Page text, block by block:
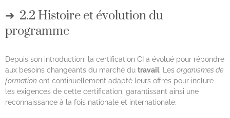
2.2 Histoire et évolution du
programme
Depuis son introduction, la certification CI a évolué pour répondre
aux besoins changeants du marché du travail. Les organismes de
formation ont continuellement adapté leurs offres pour inclure
les exigences de cette certification, garantissant ainsi une
reconnaissance à la fois nationale et internationale.